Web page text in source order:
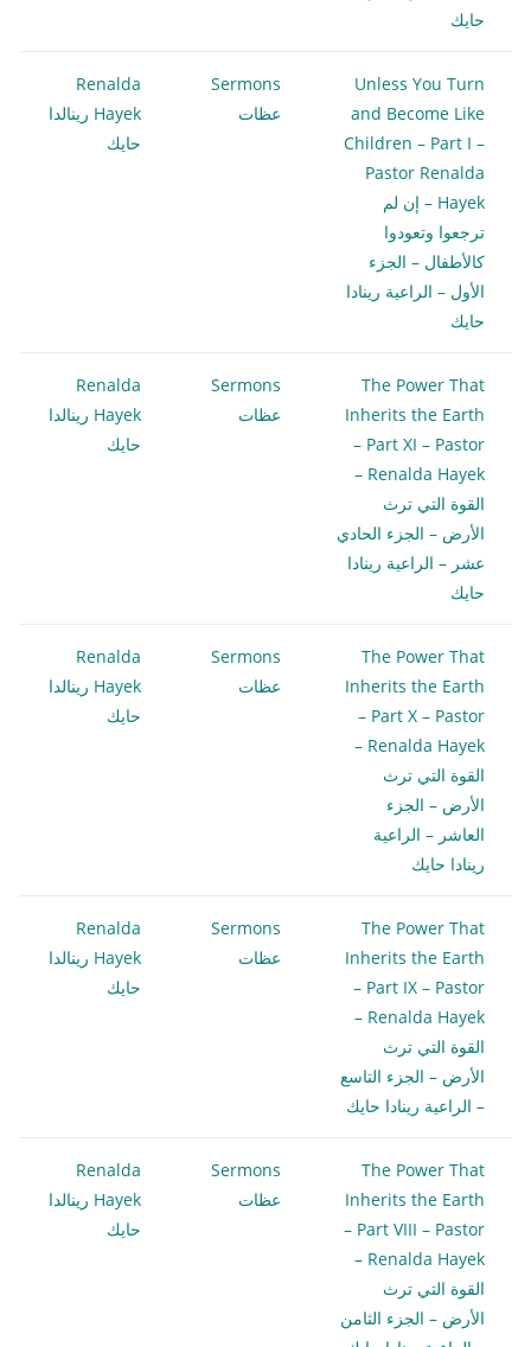
حايك
Unless You Turn
and Become Like
Children – Part I –
Pastor Renalda
Hayek – إن لم
ترجعوا وتعودوا
كالأطفال – الجزء
الأول – الراعية رينادا
حايك
Sermons
عظات
Renalda
Hayek رينالدا
حايك
The Power That
Inherits the Earth
– Part XI – Pastor
Renalda Hayek –
القوة التي ترث
الأرض – الجزء الحادي
عشر – الراعية رينادا
حايك
Sermons
عظات
Renalda
Hayek رينالدا
حايك
The Power That
Inherits the Earth
– Part X – Pastor
Renalda Hayek –
القوة التي ترث
الأرض – الجزء
العاشر – الراعية
رينادا حايك
Sermons
عظات
Renalda
Hayek رينالدا
حايك
The Power That
Inherits the Earth
– Part IX – Pastor
Renalda Hayek –
القوة التي ترث
الأرض – الجزء التاسع
– الراعية رينادا حايك
Sermons
عظات
Renalda
Hayek رينالدا
حايك
The Power That
Inherits the Earth
– Part VIII – Pastor
Renalda Hayek –
القوة التي ترث
الأرض – الجزء الثامن
Sermons
عظات
Renalda
Hayek رينالدا
حايك